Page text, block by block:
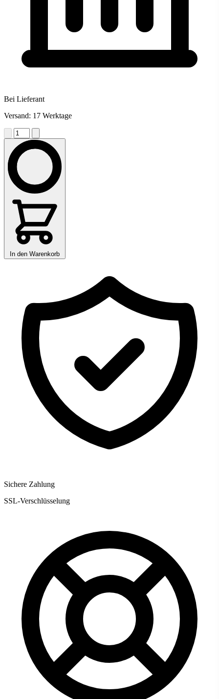
Bei Lieferant
Versand: 17 Werktage
In den Warenkorb
Sichere Zahlung
SSL-Verschlüsselung